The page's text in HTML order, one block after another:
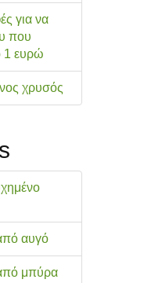
για να
που
1 ευρώ
χρυσός
αυγό
μπύρα